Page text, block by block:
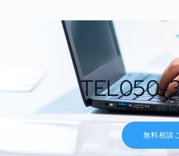
TEL050-
受付時間：
無料相談